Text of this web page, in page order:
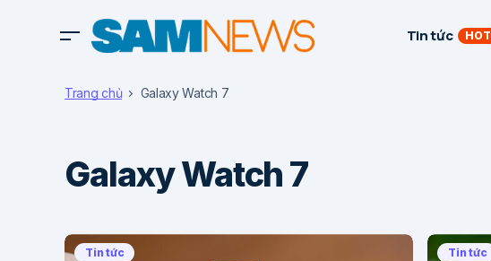
Tin tức HOT
Trang chủ Galaxy Watch 7
Galaxy Watch 7
Tin tức Tin tức